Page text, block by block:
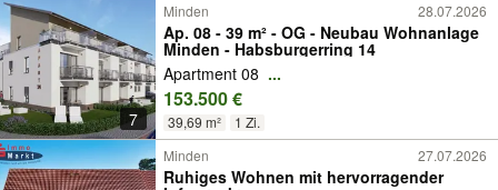
7
Minden 28.07.2026
Ap. 08 - 39 m² - OG - Neubau Wohnanlage
Minden - Habsburgerring 14
Apartment 08 ...
153.500 €
39,69 m² 1 Zi.
Minden 27.07.2026
Ruhiges Wohnen mit hervorragender